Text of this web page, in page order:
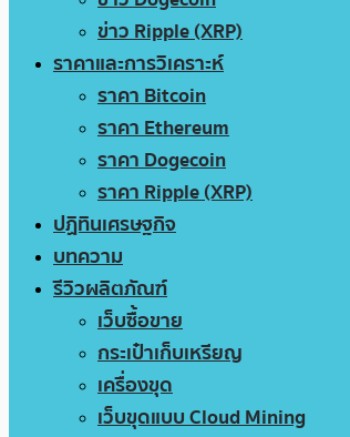
ข่าว Ripple (XRP)
ราคาและการวิเคราะห์
ราคา Bitcoin
ราคา Ethereum
ราคา Dogecoin
ราคา Ripple (XRP)
ปฏิทินเศรษฐกิจ
บทความ
รีวิวผลิตภัณฑ์
เว็บซื้อขาย
กระเป๋าเก็บเหรียญ
เครื่องขุด
เว็บขุดแบบ Cloud Mining